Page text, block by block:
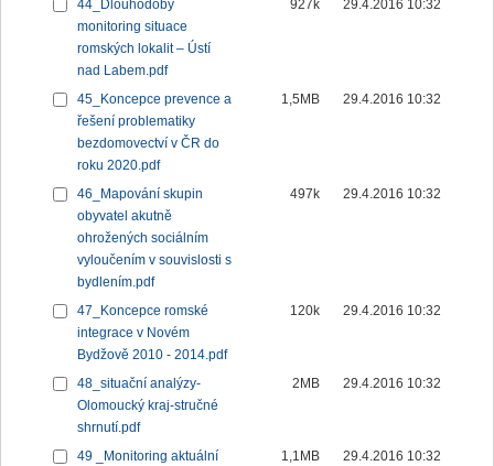
44_Dlouhodobý
monitoring situace
romských lokalit – Ústí
nad Labem.pdf
927k 29.4.2016 10:32
45_Koncepce prevence a
řešení problematiky
bezdomovectví v ČR do
roku 2020.pdf
1,5MB 29.4.2016 10:32
46_Mapování skupin
obyvatel akutně
ohrožených sociálním
vyloučením v souvislosti s
bydlením.pdf
497k 29.4.2016 10:32
47_Koncepce romské
integrace v Novém
Bydžově 2010 - 2014.pdf
120k 29.4.2016 10:32
48_situační analýzy-
Olomoucký kraj-stručné
shrnutí.pdf
2MB 29.4.2016 10:32
49 _Monitoring aktuální
1,1MB 29.4.2016 10:32